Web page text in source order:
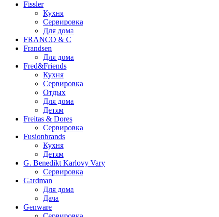
Fissler
Кухня
Сервировка
Для дома
FRANCO & C
Frandsen
Для дома
Fred&Friends
Кухня
Сервировка
Отдых
Для дома
Детям
Freitas & Dores
Сервировка
Fusionbrands
Кухня
Детям
G. Benedikt Karlovy Vary
Сервировка
Gardman
Для дома
Дача
Genware